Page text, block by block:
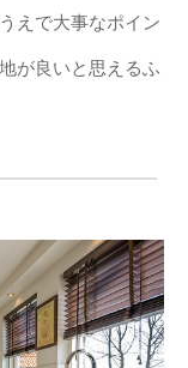
えで大事なポイン
が良いと思えるふ